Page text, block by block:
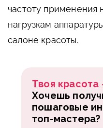
частоту применения
нагрузкам
салоне красоты.
Твоя
Хочешь
пошаговые
топ-мастера?